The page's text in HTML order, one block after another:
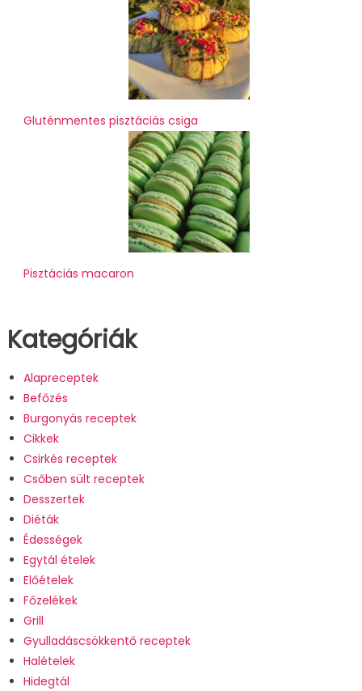
Gluténmentes pisztáciás csiga
Pisztáciás macaron
Kategóriák
Alapreceptek
Befőzés
Burgonyás receptek
Cikkek
Csirkés receptek
Csőben sült receptek
Desszertek
Diéták
Édességek
Egytál ételek
Előételek
Főzelékek
Grill
Gyulladáscsökkentő receptek
Halételek
Hidegtál